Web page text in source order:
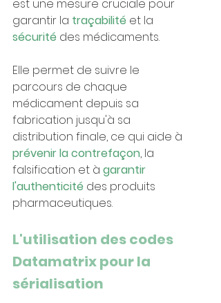
est une mesure cruciale pour
garantir la traçabilité et la
sécurité des médicaments.
Elle permet de suivre le
parcours de chaque
médicament depuis sa
fabrication jusqu'à sa
distribution finale, ce qui aide à
prévenir la contrefaçon, la
falsification et à garantir
l'authenticité des produits
pharmaceutiques.
L'utilisation des codes
Datamatrix pour la
sérialisation